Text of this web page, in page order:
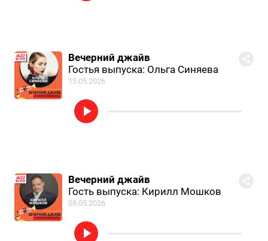
Вечерний джайв
Гостья выпуска: Ольга Синяева
15.05.2026
Вечерний джайв
Гость выпуска: Кирилл Мошков
08.05.2026